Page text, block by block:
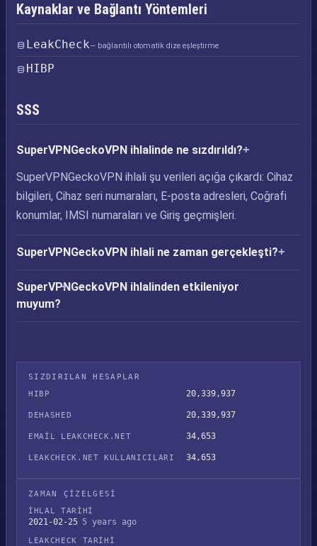
Kaynaklar ve Bağlantı Yöntemleri
LeakCheck— bağlantılı otomatik dize eşleştirme
HIBP
SSS
SuperVPNGeckoVPN ihlalinde ne sızdırıldı?
SuperVPNGeckoVPN ihlali şu verileri açığa çıkardı: Cihaz
bilgileri, Cihaz seri numaraları, E-posta adresleri, Coğrafi
konumlar, IMSI numaraları ve Giriş geçmişleri.
SuperVPNGeckoVPN ihlali ne zaman gerçekleşti?
SuperVPNGeckoVPN ihlalinden etkileniyor
muyum?
SIZDIRILAN HESAPLAR
HIBP
20,339,937
DEHASHED 20,339,937
EMAIL LEAKCHECK.NET 34,653
LEAKCHECK.NET KULLANICILARI 34,653
ZAMAN ÇIZELGESI
İHLAL TARIHI
2021-02-25 5 years ago
LEAKCHECK TARIHI